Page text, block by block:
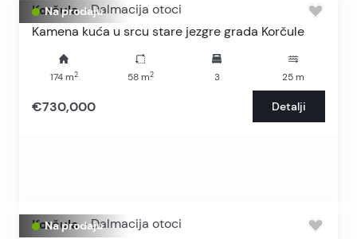
Na prodaju
Korčula - Dalmacija otoci
Kamena kuća u srcu stare jezgre grada Korčule
174m2 58m2 3 25 m
€730,000 Detalji
Na prodaju
Korčula - Dalmacija otoci